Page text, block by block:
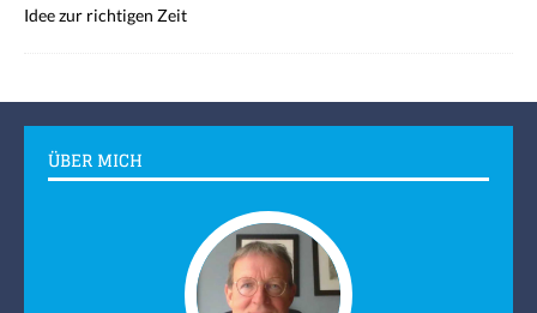
Idee zur richtigen Zeit
ÜBER MICH